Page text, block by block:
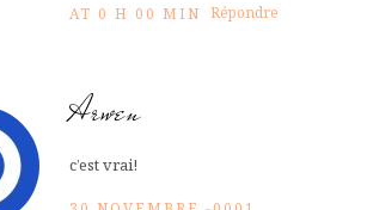
AT 0 H 00 MIN Répondre
Arwen
c’est vrai!